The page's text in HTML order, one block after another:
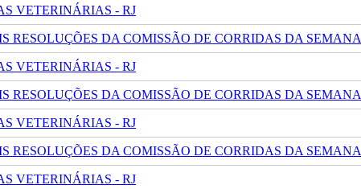
VETERINÁRIAS - RJ
RESOLUÇÕES DA COMISSÃO DE CORRIDAS DA SEMANA
VETERINÁRIAS - RJ
RESOLUÇÕES DA COMISSÃO DE CORRIDAS DA SEMANA
VETERINÁRIAS - RJ
RESOLUÇÕES DA COMISSÃO DE CORRIDAS DA SEMANA
VETERINÁRIAS - RJ